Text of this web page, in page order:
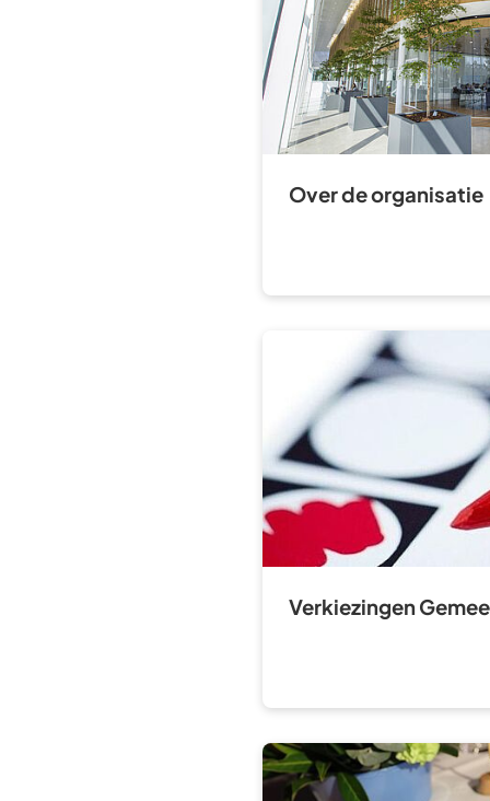
Over de organisatie
Verkiezingen